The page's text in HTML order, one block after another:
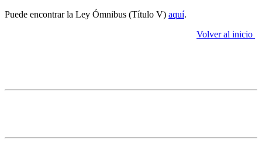
Puede encontrar la Ley Ómnibus (Título V) aquí.